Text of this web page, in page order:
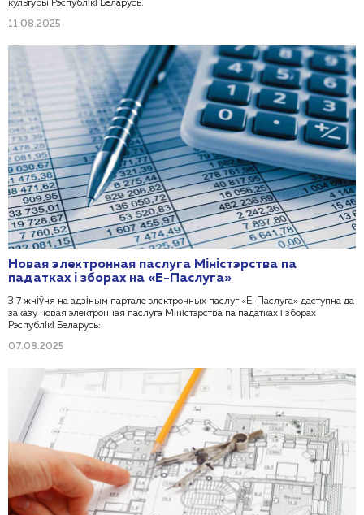
культуры Рэспублікі Беларусь:
11.08.2025
Новая электронная паслуга Міністэрства па
падатках і зборах на «Е-Паслуга»
З 7 жніўня на адзіным партале электронных паслуг «Е-Паслуга» даступна да
заказу новая электронная паслуга Міністэрства па падатках і зборах
Рэспублікі Беларусь:
07.08.2025